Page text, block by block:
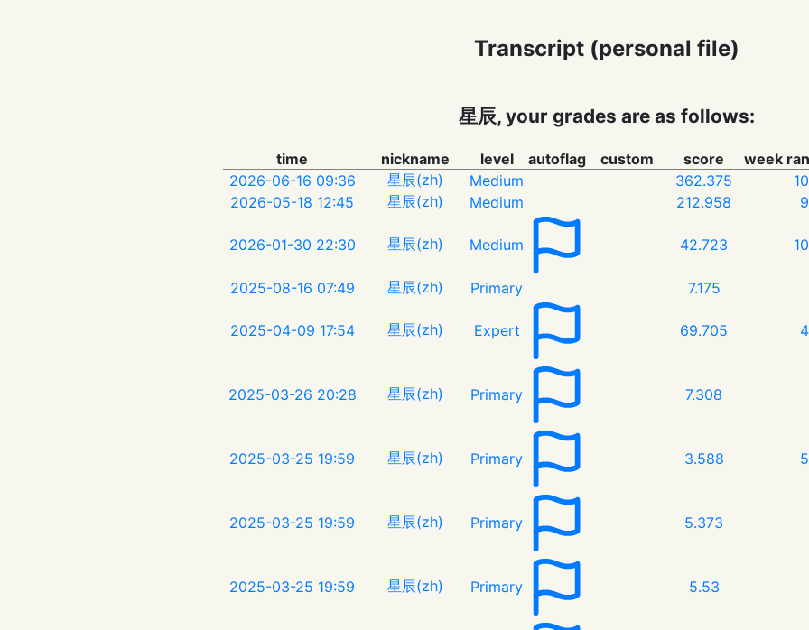
Transcript (personal file)
星辰, your grades are as follows:
time nickname level autoflag custom score week
2026-06-16 09:36
星辰(zh) Medium 362.375
2026-05-18 12:45
星辰(zh) Medium 212.958
2026-01-30 22:30 星辰(zh) Medium 42.723
2025-08-16 07:49 星辰(zh) Primary 7.175
2025-04-09 17:54 星辰(zh) Expert 69.705
2025-03-26 20:28 星辰(zh) Primary 7.308
2025-03-25 19:59 星辰(zh) Primary 3.588
2025-03-25 19:59 星辰(zh) Primary 5.373
2025-03-25 19:59 星辰(zh) Primary 5.53